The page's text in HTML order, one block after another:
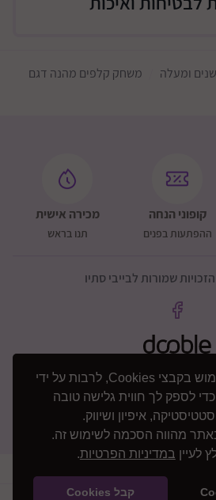
אתר זה עושה שימוש בקבצי Cookies, לרבות על ידי
לספק לך חווית גלישה טובה
איפיון ושיווק.
מהווה הסכמה לשימוש זה.
לעיין במדיניות הפרטיות.
קבל Cookies
משחק קלפים מהנה דגם
קופוני הנחה
ההפתעות בפנים
מכירה אישית
תנו בראש